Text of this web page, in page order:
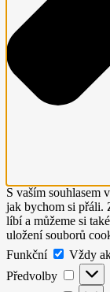
S vaším souhlasem
jak bychom si přáli.
líbí a můžeme si
uložení souborů
Funkční
Funkční
Vždy
Předvolby